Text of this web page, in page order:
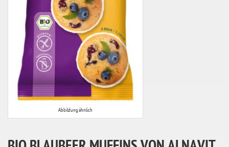
Abbildung ähnlich